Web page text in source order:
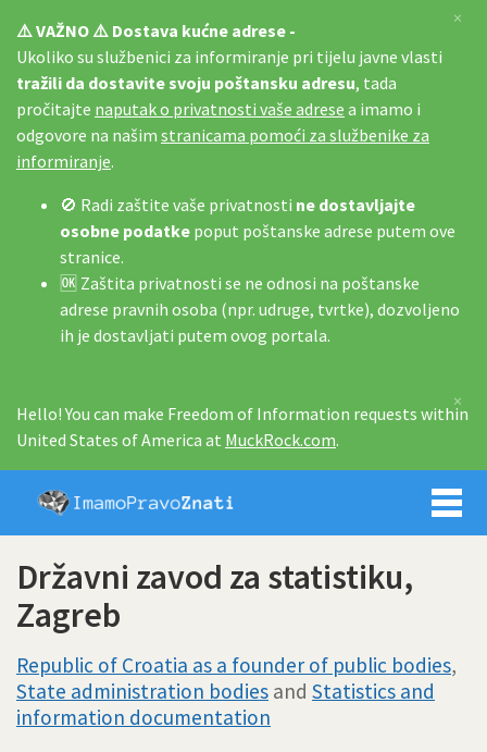
⚠️ VAŽNO ⚠️ Dostava kućne adrese -
Ukoliko su službenici za informiranje pri tijelu javne vlasti
tražili da dostavite svoju poštansku adresu, tada
pročitajte naputak o privatnosti vaše adrese a imamo i
odgovore na našim stranicama pomoći za službenike za
informiranje.
🚫 Radi zaštite vaše privatnosti ne dostavljajte
osobne podatke poput poštanske adrese putem ove
stranice.
🆗 Zaštita privatnosti se ne odnosi na poštanske
adrese pravnih osoba (npr. udruge, tvrtke), dozvoljeno
ih je dostavljati putem ovog portala.
×
Hello! You can make Freedom of Information requests within
United States of America at MuckRock.com.
×
Imamo
Državni zavod za statistiku,
Zagreb
Republic of Croatia as a founder of public bodies,
State administration bodies and Statistics and
information documentation